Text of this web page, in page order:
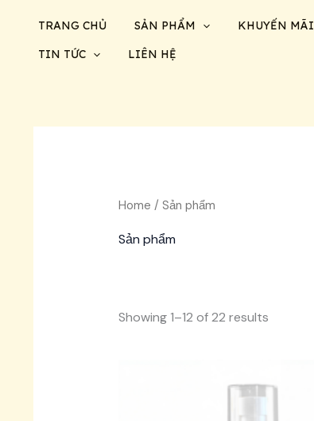
TRANG CHỦ SẢN PHẨM
KHUYẾN MÃI
TIN TỨC
LIÊN HỆ
Home / Sản phẩm
Sản phẩm
Showing 1–12 of 22 results